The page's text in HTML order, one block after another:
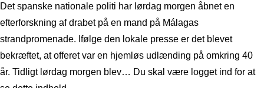
Det spanske nationale politi har lørdag morgen åbnet en
efterforskning af drabet på en mand på Málagas
strandpromenade. Ifølge den lokale presse er det blevet
bekræftet, at offeret var en hjemløs udlænding på omkring 40
år. Tidligt lørdag morgen blev… Du skal være logget ind for at